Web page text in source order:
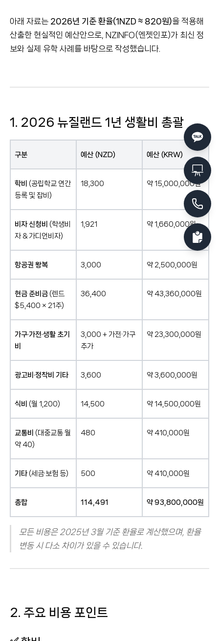
아래 자료는 2026년 기준 환율(1NZD ≈ 820원)을 적용해
산출한 현실적인 예산안으로, NZINFO(엔젯인포)가 최신 정
보와 실제 유학 사례를 바탕으로 작성했습니다.
1. 2026 뉴질랜드 1년 생활비 총괄
구분 예산 (NZD) 예산 (KRW)
학비
(공립학교 연간
등록 및 잡비)
18,300 약 15,000,000원
비자 신청비
(학생비
자 & 가디언비자)
1,921 약 1,660,000원
항공권 왕복 3,000 약 2,500,000원
현금 준비금 (렌드
$5,400 × 21주)
36,400 약 43,360,000원
가구·가전·생활 초기
비
3,000 + 가전·가구
추가
약 23,300,000원
광고비·정착비 기타 3,600 약 3,600,000원
식비 (월 1,200) 14,500 약 14,500,000원
교통비
(대중교통 월
약 40)
480 약 410,000원
기타 (세금·보험 등) 500 약 410,000원
총합 114,491 약 93,800,000원
모든 비용은 2025년 3월 기준 환율로 계산했으며, 환율
변동 시 다소 차이가 있을 수 있습니다.
2. 주요 비용 포인트